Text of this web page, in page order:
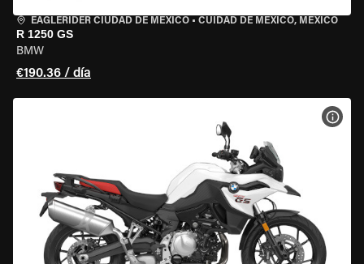
EAGLERIDER CIUDAD DE MÉXICO • CUIDAD DE MEXICO, MEXICO
R 1250 GS
BMW
€190.36 / día
VER